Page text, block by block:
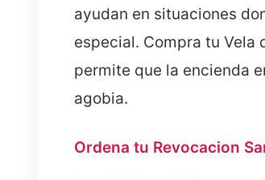
ayudan en situaciones
especial. Compra tu Vela
permite que la encienda
agobia.
Ordena tu Revocacion